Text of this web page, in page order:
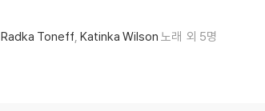
Radka Toneff Katinka Wilson 노래 외 5명